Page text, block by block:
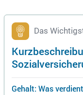
Das
Gehalt: Was